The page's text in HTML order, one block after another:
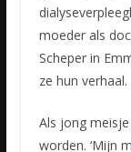
moeder als
Scheper in
ze hun verhaal.
Als jong
worden. ‘Mijn